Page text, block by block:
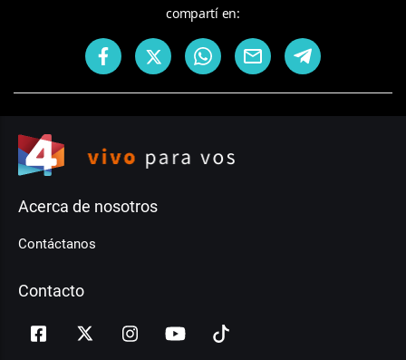
compartí en:
Acerca de nosotros
Contáctanos
Contacto